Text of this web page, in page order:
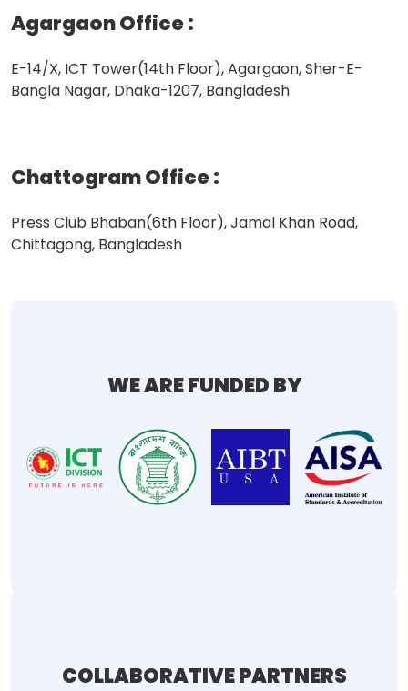
Agargaon Office:
E-14/X, ICT Tower(14th Floor), Agargaon, Sher-E-
Bangla Nagar, Dhaka-1207, Bangladesh
Chattogram Office:
Press Club Bhaban(6th Floor), Jamal Khan Road,
Chittagong, Bangladesh
WE ARE FUNDED BY
COLLABORATIVE PARTNERS